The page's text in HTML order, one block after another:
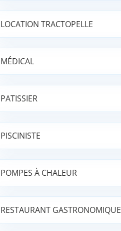
LOCATION TRACTOPELLE
MÉDICAL
PATISSIER
PISCINISTE
POMPES À CHALEUR
RESTAURANT GASTRONOMIQUE